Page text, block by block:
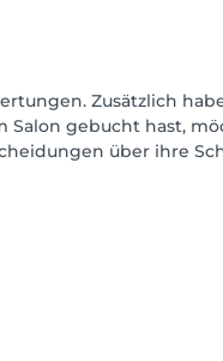
Zusätzlich
Salon gebucht hast,
über ihre